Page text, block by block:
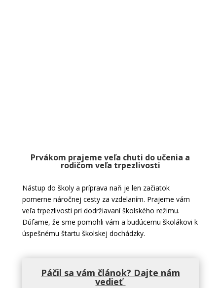
Prvákom prajeme veľa chuti do učenia a
rodičom veľa trpezlivosti
Nástup do školy a príprava naň je len začiatok
pomerne náročnej cesty za vzdelaním. Prajeme vám
veľa trpezlivosti pri dodržiavaní školského režimu.
Dúfame, že sme pomohli vám a budúcemu školákovi k
úspešnému štartu školskej dochádzky.
Páčil sa vám článok? Dajte nám
vedieť